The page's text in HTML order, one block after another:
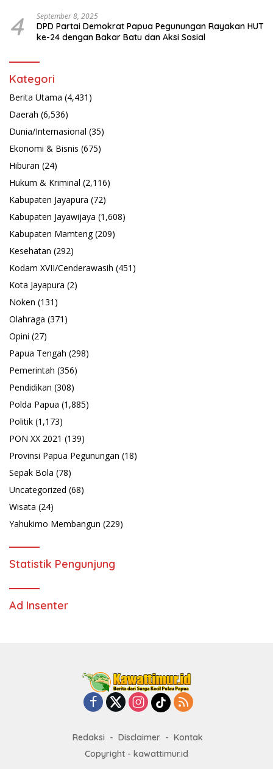
4 September 8, 2025
DPD Partai Demokrat Papua Pegunungan Rayakan HUT
ke-24 dengan Bakar Batu dan Aksi Sosial
Kategori
Berita Utama (4,431)
Daerah (6,536)
Dunia/Internasional (35)
Ekonomi & Bisnis (675)
Hiburan (24)
Hukum & Kriminal (2,116)
Kabupaten Jayapura (72)
Kabupaten Jayawijaya (1,608)
Kabupaten Mamteng(209)
Kesehatan (292)
Kodam XVII/Cenderawasih (451)
Kota Jayapura (2)
Noken (131)
Olahraga (371)
Opini (27)
Papua Tengah (298)
Pemerintah (356)
Pendidikan (308)
Polda Papua (1,885)
Politik (1,173)
PON XX 2021 (139)
Provinsi Papua Pegunungan (18)
Sepak Bola (78)
Uncategorized (68)
Wisata (24)
Yahukimo Membangun (229)
Statistik Pengunjung
Ad Insenter
Redaksi Disclaimer
Kontak
Copyright - kawattimur.id